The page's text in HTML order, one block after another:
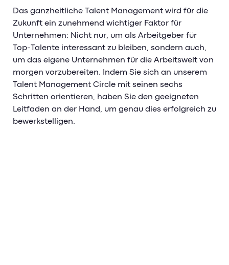
Das ganzheitliche Talent Management wird für die
Zukunft ein zunehmend wichtiger Faktor für
Unternehmen: Nicht nur, um als Arbeitgeber für
Top-Talente interessant zu bleiben, sondern auch,
um das eigene Unternehmen für die Arbeitswelt von
morgen vorzubereiten. Indem Sie sich an unserem
Talent Management Circle mit seinen sechs
Schritten orientieren, haben Sie den geeigneten
Leitfaden an der Hand, um genau dies erfolgreich zu
bewerkstelligen.